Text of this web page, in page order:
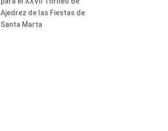
Ajedrez de las Fiestas de
Santa Marta